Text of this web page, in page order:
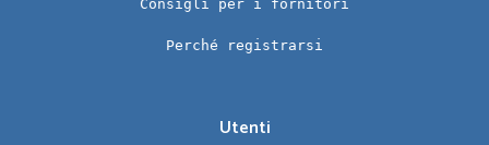
Consigli per i fornitori
Perché registrarsi
Utenti